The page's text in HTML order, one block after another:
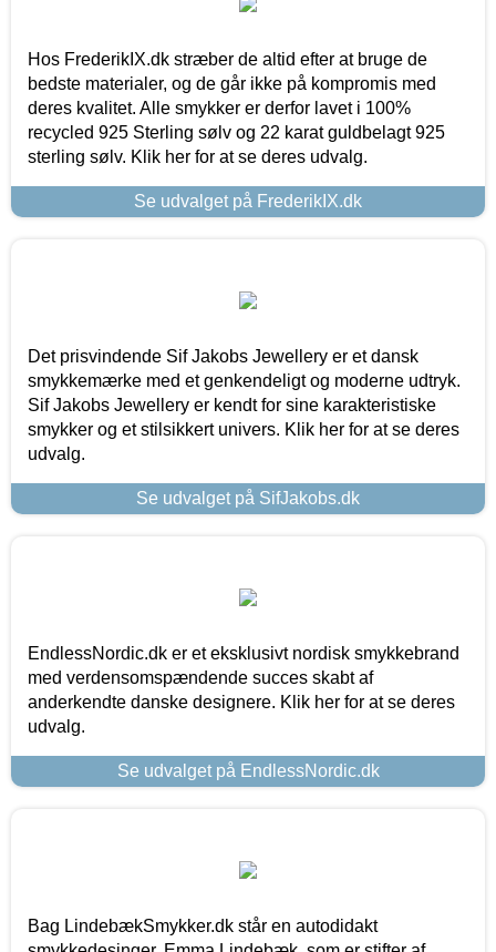
Hos FrederikIX.dk stræber de altid efter at bruge de
bedste materialer, og de går ikke på kompromis med
deres kvalitet. Alle smykker er derfor lavet i 100%
recycled 925 Sterling sølv og 22 karat guldbelagt 925
sterling sølv. Klik her for at se deres udvalg.
Se udvalget på FrederikIX.dk
Det prisvindende Sif Jakobs Jewellery er et dansk
smykkemærke med et genkendeligt og moderne udtryk.
Sif Jakobs Jewellery er kendt for sine karakteristiske
smykker og et stilsikkert univers. Klik her for at se deres
udvalg.
Se udvalget på SifJakobs.dk
EndlessNordic.dk er et eksklusivt nordisk smykkebrand
med verdensomspændende succes skabt af
anderkendte danske designere. Klik her for at se deres
udvalg.
Se udvalget på EndlessNordic.dk
Bag LindebækSmykker.dk står en autodidakt